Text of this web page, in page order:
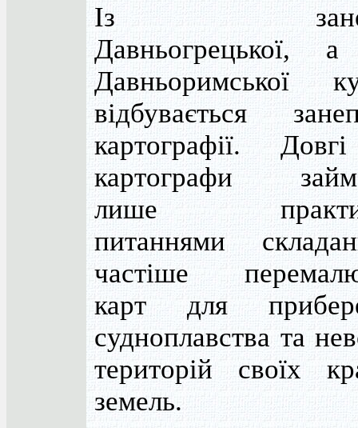
Із
Давньогрецької,
Давньоримської
відбувається
картографії.
картографи
лише
питаннями
частіше
карт для
судноплавства та
територій своїх
земель.